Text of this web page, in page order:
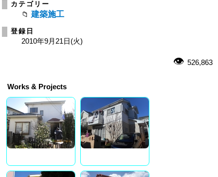
カテゴリー
建築施工
登録日
2010年9月21日(火)
526,863
Works & Projects